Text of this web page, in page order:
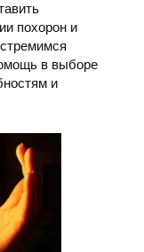
похорон и
в выборе
и